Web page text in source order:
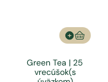
Green Tea | 25
vrecúšok(s